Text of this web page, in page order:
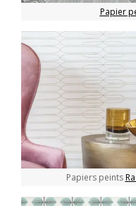
Papier
Papiers peints